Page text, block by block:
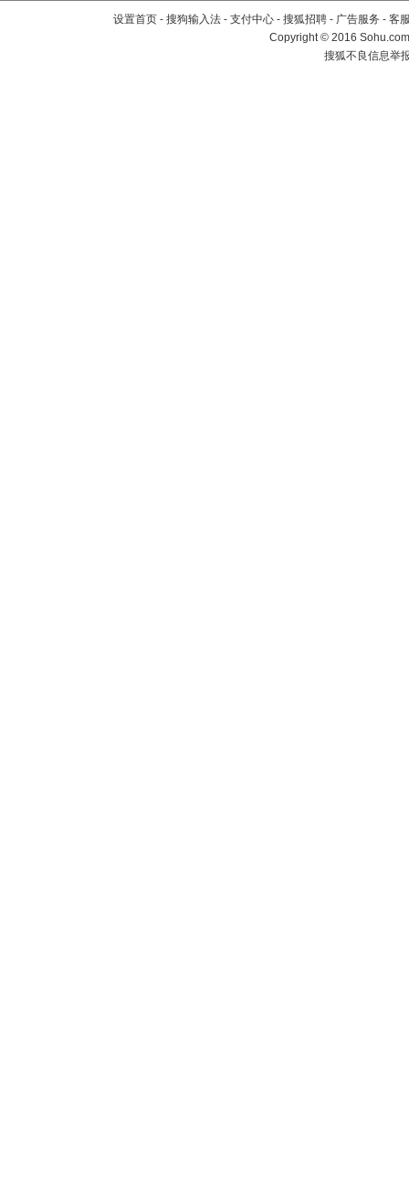
设置首页 - 搜狗输入法 - 支付中心 - 搜狐招聘 - 广告服务 - 客
Copyright©2016
搜狐不良信息举